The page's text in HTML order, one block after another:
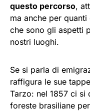
questo percorso,
ma anche per
che sono gli aspetti
nostri luoghi.
Se si parla di
raffigura le sue
Tarzo: nel 1857 ci si
foreste brasiliane